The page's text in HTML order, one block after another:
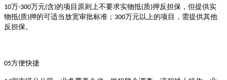
10万-300万元(含)的项目原则上不要求实物抵(质)押反担保，但提供实
物抵(质)押的可适当放宽审批标准； 300万元以上的项目，需提供其他
反担保。
05方便快捷